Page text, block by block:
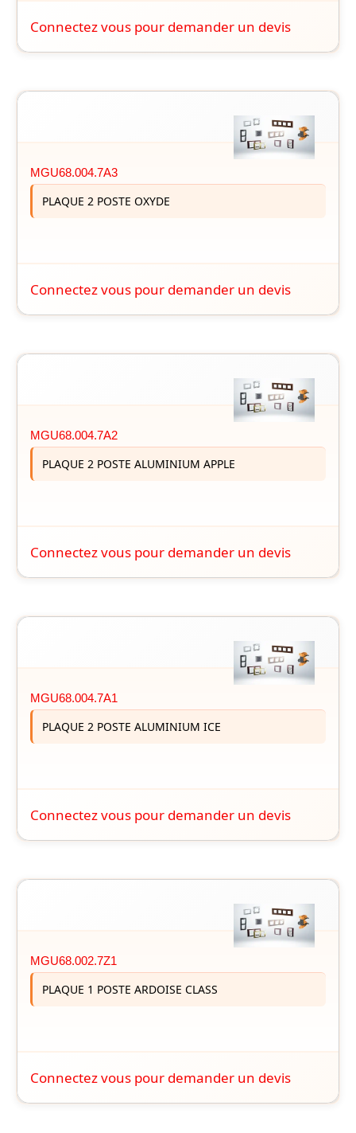
Connectez vous pour demander un devis
MGU68.004.7A3
PLAQUE 2 POSTE OXYDE
Connectez vous pour demander un devis
MGU68.004.7A2
PLAQUE 2 POSTE ALUMINIUM APPLE
Connectez vous pour demander un devis
MGU68.004.7A1
PLAQUE 2 POSTE ALUMINIUM ICE
Connectez vous pour demander un devis
MGU68.002.7Z1
PLAQUE 1 POSTE ARDOISE CLASS
Connectez vous pour demander un devis